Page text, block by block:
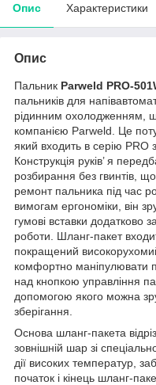
Опис Характеристики
Опис
Пальник Parweld PRO-
пальників для
рідинним охолодженням,
компанією Parweld. Це
який входить в серію PRO
Конструкція руків’ я
розбирання без гвинтів,
ремонт пальника під час
вимогам ергономіки, він
гумові вставки додатково
роботи. Шланг-пакет
покращений
комфортно маніпулювати
над кнопкою управління
допомогою якого можна
зберігання.
Основа шланг-пакета
зовнішній шар зі
дії високих температур,
початок і кінець шланг-